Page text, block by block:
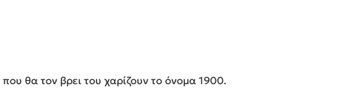
θα τον βρει του χαρίζουν το όνομα 1900.